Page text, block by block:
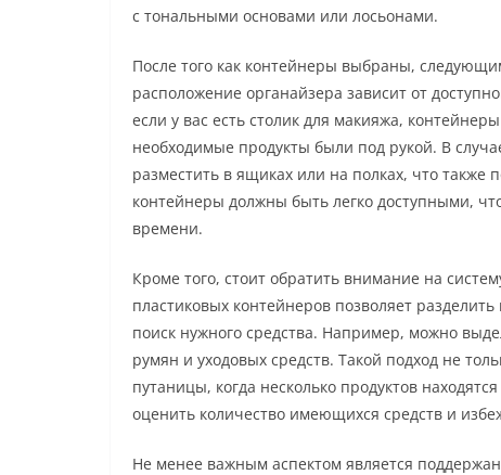
с тональными основами или лосьонами.
После того как контейнеры выбраны,
расположение органайзера зависит от
если у вас есть столик для макияжа,
необходимые продукты были под рукой. В
разместить в ящиках или на полках, что
контейнеры должны быть легко доступными,
времени.
Кроме того, стоит обратить внимание на
пластиковых контейнеров позволяет
поиск нужного средства. Например, можно
румян и уходовых средств. Такой подход не
путаницы, когда несколько продуктов
оценить количество имеющихся средств и
Не менее важным аспектом является